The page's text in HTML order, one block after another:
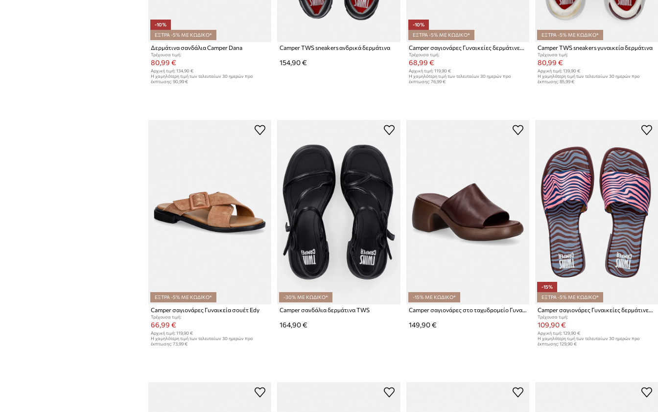
-10%
ΕΞΤΡΑ -5% ΜΕ ΚΩΔΙΚΟ*
Δερμάτινα σανδάλια Camper Dana
Τρέχουσα τιμή:
80,99 €
Αρχική τιμή: 134,90 €
Η χαμηλότερη τιμή των τελευταίων 30 ημερών προ
έκπτωσης: 90,99 €
Camper TWS sneakers ανδρικά δερμάτινα
154,90 €
-10%
ΕΞΤΡΑ -5% ΜΕ ΚΩΔΙΚΟ*
Camper σαγιονάρες Γυναικείες δερμάτινες Edy Επίπεδο τακούνι
Τρέχουσα τιμή:
68,99 €
Αρχική τιμή: 119,90 €
Η χαμηλότερη τιμή των τελευταίων 30 ημερών προ
έκπτωσης: 76,99 €
ΕΞΤΡΑ -5% ΜΕ ΚΩΔΙΚΟ*
Camper TWS sneakers γυναικεία δερμάτινα
Τρέχουσα τιμή:
80,99 €
Αρχική τιμή: 139,90 €
Η χαμηλότερη τιμή των τελευταίων 30 ημερών προ
έκπτωσης: 85,99 €
ΕΞΤΡΑ -5% ΜΕ ΚΩΔΙΚΟ*
Camper σαγιονάρες Γυναικεία σουέτ Edy
Τρέχουσα τιμή:
66,99 €
Αρχική τιμή: 119,90 €
Η χαμηλότερη τιμή των τελευταίων 30 ημερών προ
έκπτωσης: 73,99 €
-30% ΜΕ ΚΩΔΙΚΟ*
Camper σανδάλια δερμάτινα TWS
164,90 €
-15% ΜΕ ΚΩΔΙΚΟ*
Camper σαγιονάρες στο ταχυδρομείο Γυναικείες δερμάτινες Thelma Sandal
149,90 €
-15%
ΕΞΤΡΑ -5% ΜΕ ΚΩΔΙΚΟ*
Camper σαγιονάρες Γυναικείες δερμάτινες Dana
Τρέχουσα τιμή:
109,90 €
Αρχική τιμή: 129,90 €
Η χαμηλότερη τιμή των τελευταίων 30 ημερών προ
έκπτωσης: 129,90 €